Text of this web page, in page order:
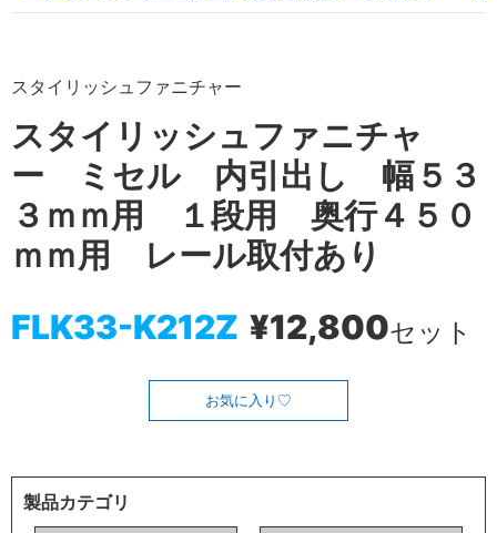
スタイリッシュファニチャー
スタイリッシュファニチャ
ー ミセル 内引出し 幅５３
３ｍｍ用 １段用 奥行４５０
ｍｍ用 レール取付あり
FLK33-K212Z ¥12,800セット
お気に入り
製品カテゴリ